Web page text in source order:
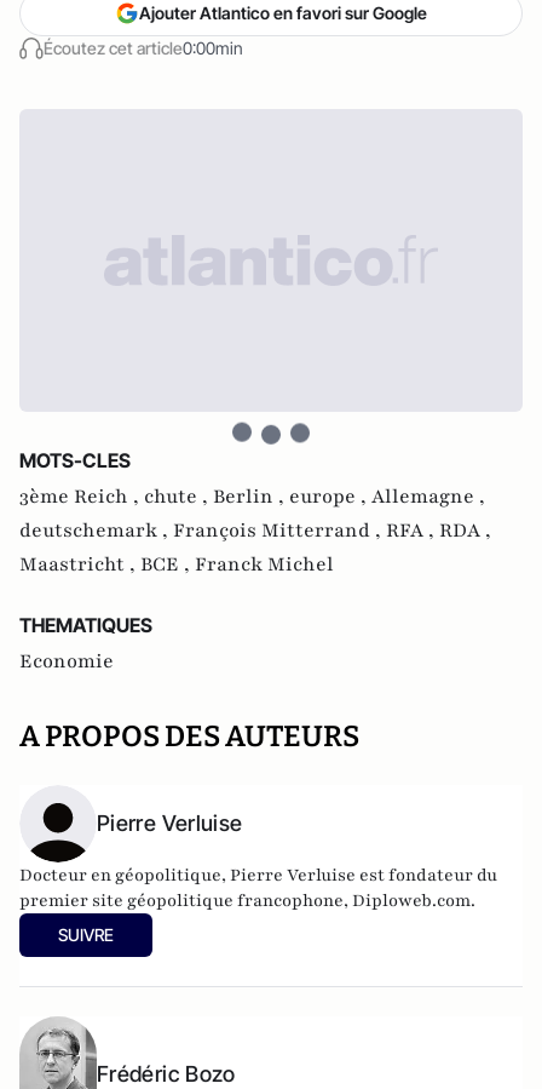
Écoutez cet article0:00min
Ajouter Atlantico en favori sur Google
MOTS-CLES
3ème Reich , chute , Berlin , europe , Allemagne ,
deutschemark , François Mitterrand , RFA , RDA ,
Maastricht , BCE , Franck Michel
THEMATIQUES
Economie
A PROPOS DES AUTEURS
Pierre Verluise
Docteur en géopolitique, Pierre Verluise est fondateur du
premier site géopolitique francophone, Diploweb.com.
SUIVRE
Frédéric Bozo